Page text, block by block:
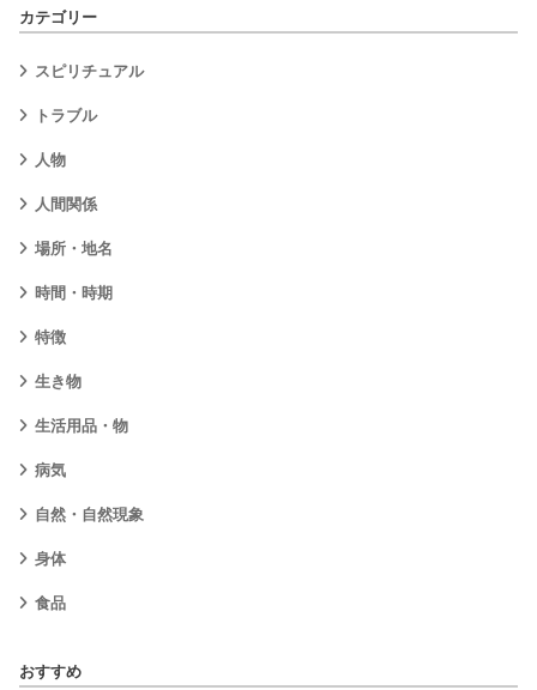
カテゴリー
スピリチュアル
トラブル
人物
人間関係
場所・地名
時間・時期
特徴
生き物
生活用品・物
病気
自然・自然現象
身体
食品
おすすめ